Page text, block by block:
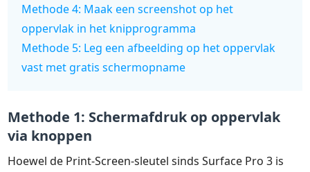
Methode 4: Maak een screenshot op het
oppervlak in het knipprogramma
Methode 5: Leg een afbeelding op het oppervlak
vast met gratis schermopname
Methode 1: Schermafdruk op oppervlak
via knoppen
Hoewel de Print-Screen-sleutel sinds Surface Pro 3 is